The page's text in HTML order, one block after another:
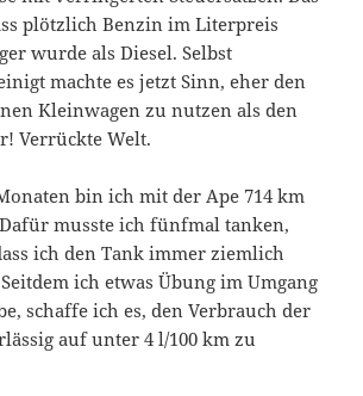
plötzlich Benzin im Literpreis
wurde als Diesel. Selbst
machte es jetzt Sinn, eher den
Kleinwagen zu nutzen als den
Verrückte Welt.
bin ich mit der Ape 714 km
musste ich fünfmal tanken,
ich den Tank immer ziemlich
ich etwas Übung im Umgang
schaffe ich es, den Verbrauch der
auf unter 4 l/100 km zu